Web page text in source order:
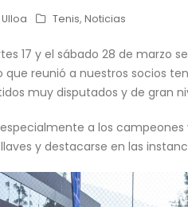
Tenis,Noticias
17 y el sábado 28 de marzo
que reunió a nuestros socios
muy disputados y de gran
a los
y destacarse en las